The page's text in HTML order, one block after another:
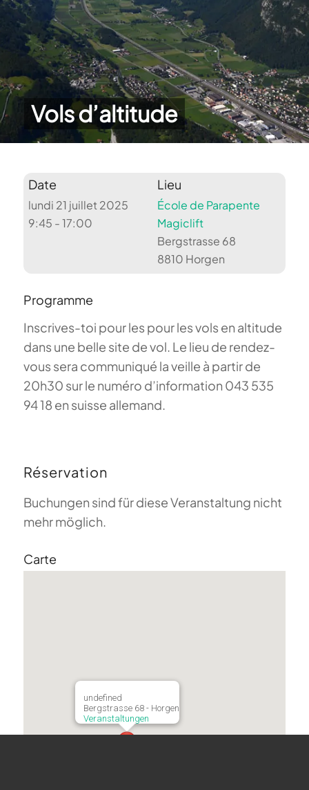
Vols d’altitude
Date
lundi 21 juillet 2025
9:45 - 17:00
Lieu
École de Parapente
Magiclift
Bergstrasse 68
8810 Horgen
Programme
Inscrives-toi pour les pour les vols en altitude
dans une belle site de vol. Le lieu de rendez-
vous sera communiqué la veille à partir de
20h30 sur le numéro d’information 043 535
94 18 en suisse allemand.
Réservation
Buchungen sind für diese Veranstaltung nicht
mehr möglich.
Carte
undefined
Bergstrasse 68 - Horgen
Veranstaltungen